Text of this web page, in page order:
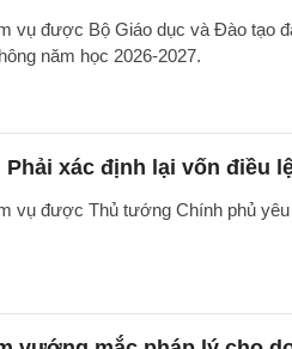
vụ được Bộ Giáo dục và Đào tạo
năm học 2026-2027.
Phải xác định lại vốn điều
vụ được Thủ tướng Chính phủ